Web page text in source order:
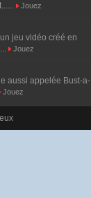
Jouez
jeu vidéo créé en
Jouez
aussi appelée Bust-a-
Jouez